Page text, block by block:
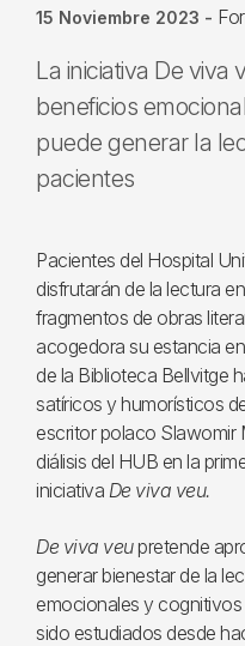
15 Noviembre 2023 -
La iniciativa De viva
beneficios
puede generar la
pacientes
Pacientes del Hospital
disfrutarán de la lectura
fragmentos de obras
acogedora su estancia
de la Biblioteca Bellvitge
satíricos y humorísticos
escritor polaco Slawomir
diálisis del HUB en la
iniciativa De viva veu.
De viva veupretende
generar bienestar de la
emocionales y
sido estudiados desde